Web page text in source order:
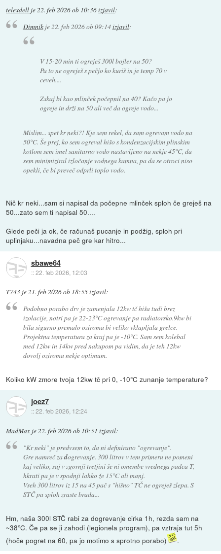
telexdell je22. feb 2026 ob 10:36izjavil:
Dimnikje 22. feb 2026 ob 09:14izjavil:
V 15-20 min ti ogreješ 300l bojler na 50?
Pa to ne ogreješ s pečjo ko kuriš in je temp 70 v
ceveh....
Zskaj bi kao mlinček počepnil na 40? Kačo pa jo
ogreje in drži na 50 ali več da ogreje vodo...
Mislim... spet kr neki?! Kje sem rekel, da sam ogrevam vodo na
50°C. Še prej, ko sem ogreval hišo s kondenzacijskim plinskim
kotlom sem imel sanitarno vodo nastavljeno na nekje 45°C, da
sem minimiziral izločanje vodnega kamna, pa da se otroci niso
opekli, če bi preveč odprli toplo vodo.
Nič kr neki...sam si napisal da počepne mlinček sploh če greješ na
50...zato sem ti napisal 50....
Glede peči ja ok, če računaš pucanje in podžig, sploh pri
uplinjaku...navadna peč gre kar hitro...
sbawe64
::22. feb 2026, 12:03
T743 je21. feb 2026 ob 18:55izjavil:
Podobno porabo drv je zamenjala 12kw tč hiša tudi brez
izolacije, notri pa je 22-23°C ogrevanje pa radiatorsko.9kw bi
bila sigurno premalo oziroma bi veliko vklapljala grelce.
Projektna temperatura za kraj pa je -10°C. Sam sem kolebal
med 12kw in 14kw pred nakupom pa vidim, da je teh 12kw
dovolj oziroma nekje optimum.
Koliko kW zmore tvoja 12kw tč pri 0, -10°C zunanje temperature?
joez7
::22. feb 2026, 12:24
MadMax je22. feb 2026 ob 10:51 izjavil:
"Kr neki" je predvsem to, da ni definirano "ogrevanje".
Gre namreč zadogrevanje. 300 litrov v tem primeru ne pomeni
kaj veliko, saj v zgornji tretjini še ni omembe vrednega padca T,
hkrati pa je v spodnji lahko že 15°C ali manj.
Vseh 300 litrov iz 15 na 45 pač s "hišno" TČ ne ogreješ zlepa. S
STČ pa sploh zraste brada...
Hm, naša 300l STČ rabi za dogrevanje cirka 1h, rezda sam na
~38°C. Če pa se ji zahodi (legionela program), pa vztraja tut 5h
(hoče pogret na 60, pa jo motimo s sprotno porabo)
.